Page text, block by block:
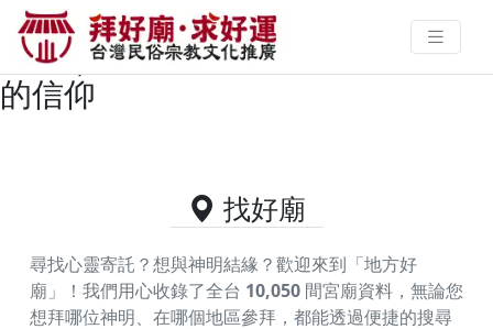
新北市萬里區供奉天上聖母的好廟
資料｜拜好廟求好運 找到與您有緣
的信仰
找好廟
尋找心靈寄託？想與神明結緣？歡迎來到「地方好
廟」！我們用心收錄了全台 10,050 間宮廟資料，無論您
想拜哪位神明、在哪個地區參拜，都能透過便捷的搜尋